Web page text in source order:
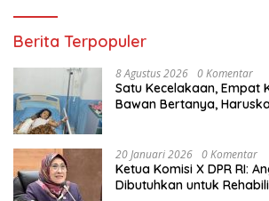
Berita Terpopuler
8 Agustus 2026 0 Komentar
Satu Kecelakaan, Empat
Bawan Bertanya,
20 Januari 2026 0 Komentar
Ketua Komisi X DPR RI:
Dibutuhkan untuk